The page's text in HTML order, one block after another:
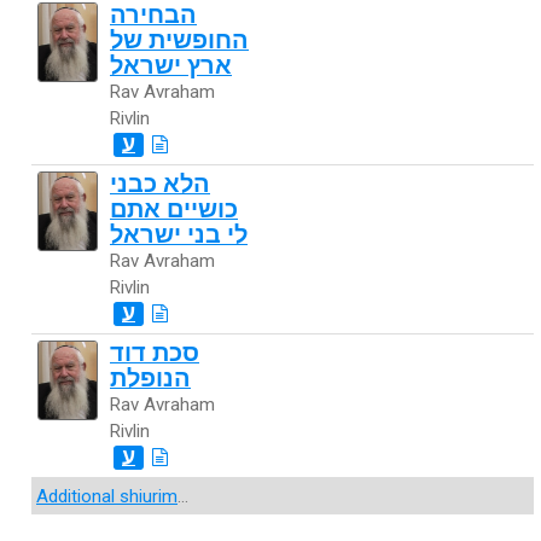
הבחירה
החופשית של
ארץ ישראל
Rav Avraham
Rivlin
ע
הלא כבני
כושיים אתם
לי בני ישראל
Rav Avraham
Rivlin
ע
סכת דוד
הנופלת
Rav Avraham
Rivlin
ע
Additional shiurim...